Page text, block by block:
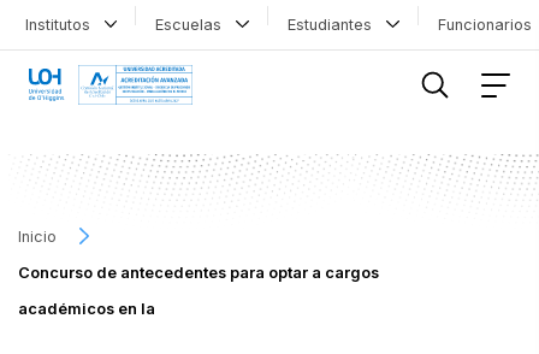
Institutos Escuelas Estudiantes
Inicio
Concurso de antecedentes para optar a cargos
académicos en la